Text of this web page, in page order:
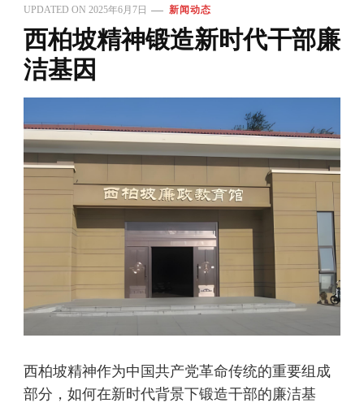
UPDATED ON 2025年6月7日 新闻动态
西柏坡精神锻造新时代干部廉
洁基因
西柏坡精神作为中国共产党革命传统的重要组成
部分，如何在新时代背景下锻造干部的廉洁基